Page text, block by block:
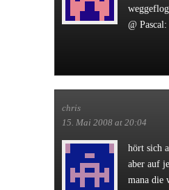
@
chris
15. Mai 2008 at 20:04
hört sich
aber auf
mana die